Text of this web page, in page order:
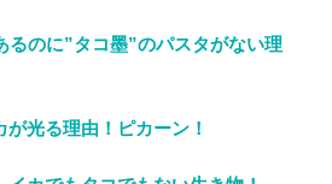
るのに”タコ墨”のパスタがない理
が光る理由！ピカーン！